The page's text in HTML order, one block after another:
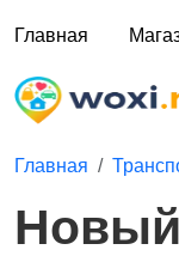
Главная
Главная
Новый